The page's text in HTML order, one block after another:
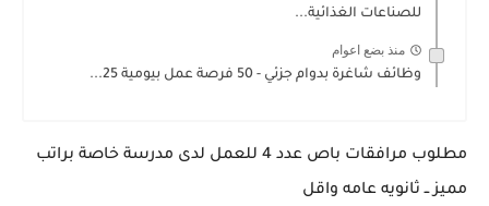
للصناعات الغذائية...
منذ بضع اعوام
وظائف شاغرة بدوام جزئي - 50 فرصة عمل بيومية 25...
مطلوب مرافقات باص عدد 4 للعمل لدى مدرسة خاصة براتب
مميز ــ ثانويه عامه واقل